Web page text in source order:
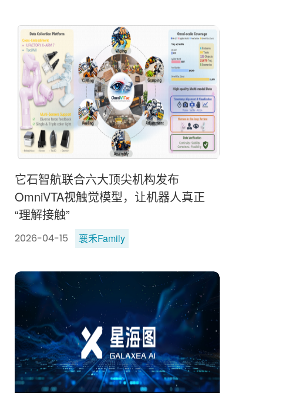
它石智航联合六大顶尖机构发布
OmniVTA视触觉模型，让机器人真正
“理解接触”
2026-04-15 襄禾Family